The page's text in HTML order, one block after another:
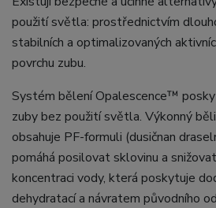
použití světla: prostřednictvím
stabilních a optimalizovaných
povrchu zubu.
Systém bělení Opalescence™
zuby bez použití světla. Výkonný
obsahuje PF-formuli (dusičnan
pomáhá posilovat sklovinu a
koncentraci vody, která poskytuje
dehydratací a návratem původního